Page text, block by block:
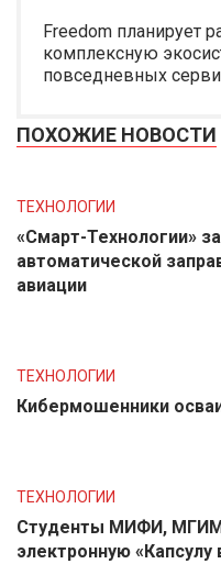
Freedom планирует
комплексную
повседневных
ПОХОЖИЕ НОВОСТИ
ТЕХНОЛОГИИ
«Смарт-Технологии»
автоматической
авиации
ТЕХНОЛОГИИ
Кибермошенники
ТЕХНОЛОГИИ
Студенты МИФИ,
электронную «Капсулу